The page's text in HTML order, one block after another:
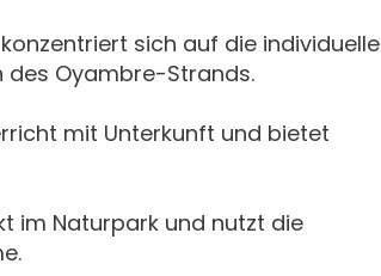
sich auf die individuelle
des Oyambre-Strands.
mit Unterkunft und bietet
im Naturpark und nutzt die